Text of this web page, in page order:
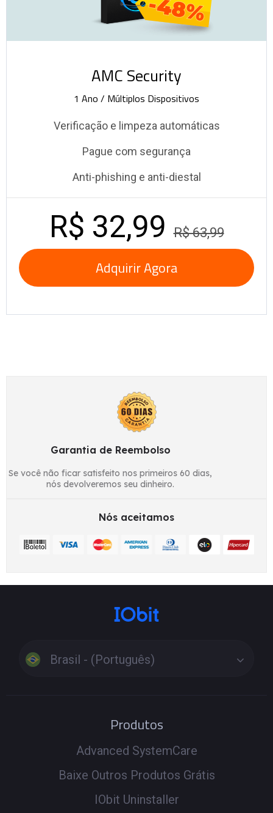
-48%
AMC Security
1 Ano / Múltiplos Dispositivos
Verificação e limpeza automáticas
Pague com segurança
Anti-phishing e anti-diestal
R$ 32,99R$ 63,99
Adquirir Agora
Garantia de Reembolso
Se você não ficar satisfeito nos primeiros 60 dias,
nós devolveremos seu dinheiro.
Nós aceitamos
Brasil - (Português)
Produtos
Advanced SystemCare
Baixe Outros Produtos Grátis
IObit Uninstaller